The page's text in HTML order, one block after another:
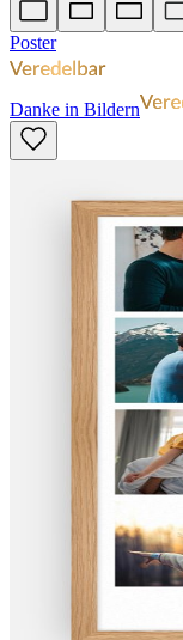
Poster
Danke in Bildern